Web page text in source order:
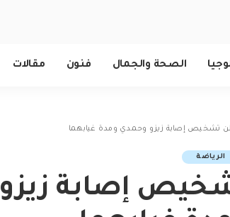
الصحة والجمال فنون مقالات
تشخيص إصابة زيزو وحمدي ومدة غيابهما
الرياضة
إصابة زيزو